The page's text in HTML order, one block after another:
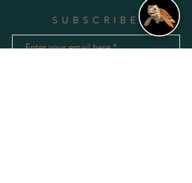
SUBSCRIBE